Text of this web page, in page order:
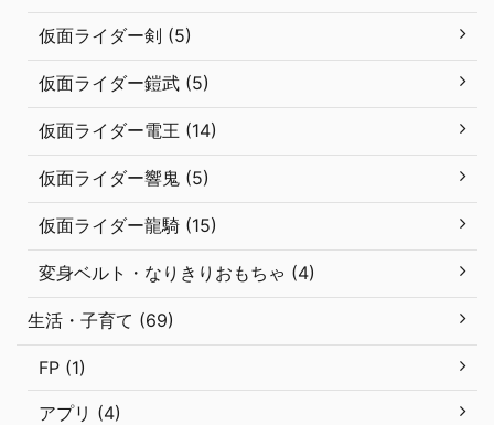
仮面ライダー剣 (5)
仮面ライダー鎧武 (5)
仮面ライダー電王 (14)
仮面ライダー響鬼 (5)
仮面ライダー龍騎 (15)
変身ベルト・なりきりおもちゃ (4)
生活・子育て (69)
FP (1)
アプリ (4)